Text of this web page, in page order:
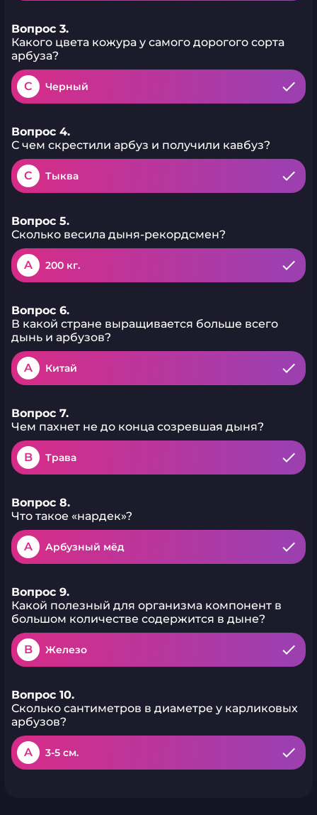
Вопрос 3.
Какого цвета кожура у самого дорогого сорта
арбуза?
C Черный
Вопрос 4.
С чем скрестили арбуз и получили кавбуз?
C Тыква
Вопрос 5.
Сколько весила дыня-рекордсмен?
A 200 кг.
Вопрос 6.
В какой стране выращивается больше всего
дынь и арбузов?
A Китай
Вопрос 7.
Чем пахнет не до конца созревшая дыня?
B Трава
Вопрос 8.
Что такое «нардек»?
A Арбузный мёд
Вопрос 9.
Какой полезный для организма компонент в
большом количестве содержится в дыне?
B Железо
Вопрос 10.
Сколько сантиметров в диаметре у карликовых
арбузов?
A 3-5 см.